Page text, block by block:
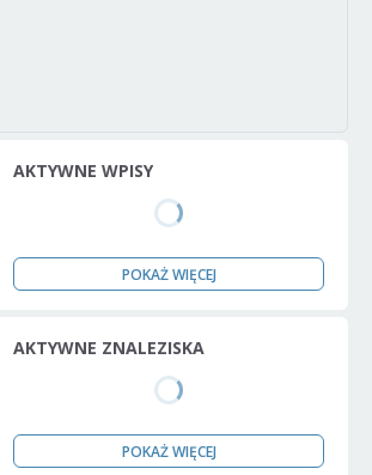
AKTYWNE WPISY
POKAŻ WIĘCEJ
AKTYWNE ZNALEZISKA
POKAŻ WIĘCEJ